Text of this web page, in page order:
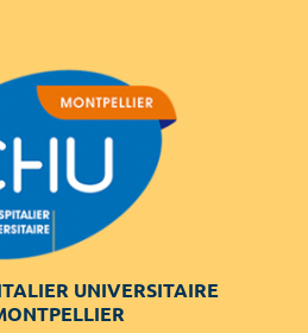
UNIVERSITAIRE